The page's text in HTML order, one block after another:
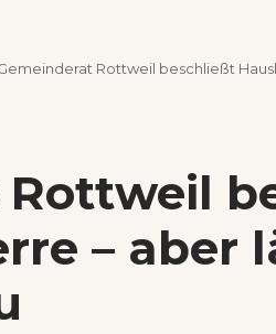
Rottweil beschließt
– aber